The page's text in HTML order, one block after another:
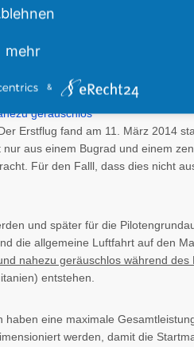
Erstflug fand am 11. März 2014
aus einem Bugrad und einem
Für den Falll, dass dies nicht
und später für die
die allgemeine Luftfahrt auf den
nahezu geräuschlos während des
entstehen.
eine maximale
werden, damit die
mehr
&